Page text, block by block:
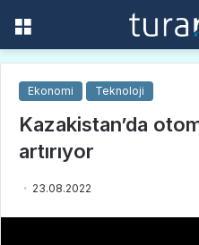
Ekonomi Teknoloji
Kazakistan’da
artırıyor
23.08.2022